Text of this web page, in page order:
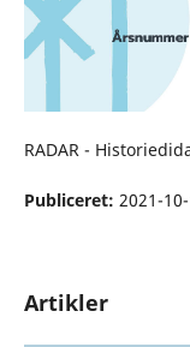
RADAR -
Publiceret: 2021-
Artikler